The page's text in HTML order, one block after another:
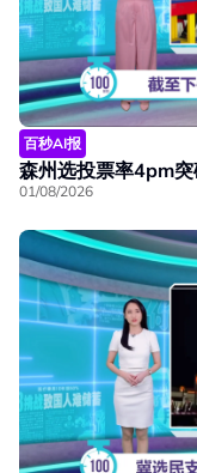
百秒AI报
森州选投票率4pm
01/08/2026